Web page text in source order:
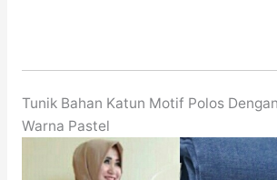
Tunik Bahan Katun Motif Polos
Warna Pastel